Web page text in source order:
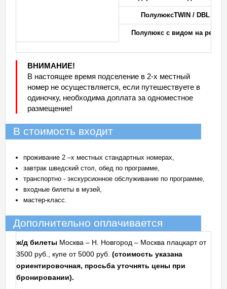
ПолулюксTWIN / DBL
Полулюкс с видом на реки
ВНИМАНИЕ!
В настоящее время подселение в 2-х местный
номер не осуществляется, если путешествуете в
одиночку, необходима доплата за одноместное
размещение!
В стоимость входит
проживание 2 –х местных стандартных номерах,
завтрак шведский стол, обед по программе,
транспортно - экскурсионное обслуживание по программе,
входные билеты в музей,
мастер-класс.
Дополнительно оплачивается
ж/д билеты Москва – Н. Новгород – Москва плацкарт от
3500 руб., купе от 5000 руб. (стоимость указана
ориентировочная, просьба уточнять цены при
бронировании).